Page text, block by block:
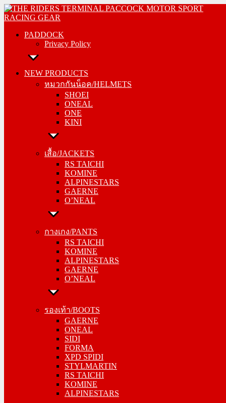
Skip
to
PADDOCK
Privacy Policy
NEW PRODUCTS
หมวกกันน็อค/HELMETS
SHOEI
ONEAL
ONE
KINI
เสื้อ/JACKETS
RS TAICHI
KOMINE
ALPINESTARS
GAERNE
O’NEAL
กางเกง/PANTS
RS TAICHI
KOMINE
ALPINESTARS
GAERNE
O’NEAL
รองเท้า/BOOTS
GAERNE
ONEAL
SIDI
FORMA
XPD SPIDI
STYLMARTIN
RS TAICHI
KOMINE
ALPINESTARS
PADDOCK
NEW PRODUCTS
SHOEI
ONEAL
ONE
KINI
เสื้อ/JACKETS
KOMINE
ALPINESTARS
GAERNE
O’NEAL
กางเกง/PANTS
KOMINE
ALPINESTARS
GAERNE
O’NEAL
รองเท้า/BOOTS
ONEAL
SIDI
FORMA
XPD SPIDI
STYLMARTIN
RS TAICHI
KOMINE
ALPINESTARS